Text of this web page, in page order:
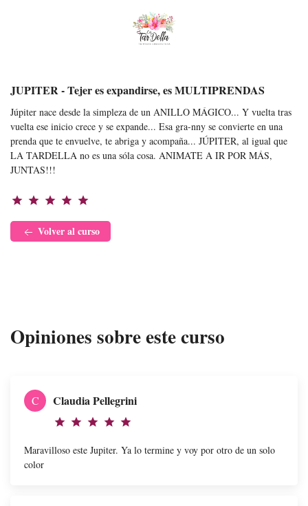
JUPITER - Tejer es expandirse, es MULTIPRENDAS
Júpiter nace desde la simpleza de un ANILLO MÁGICO... Y vuelta tras
vuelta ese inicio crece y se expande... Esa gra-nny se convierte en una
prenda que te envuelve, te abriga y acompaña... JÚPITER, al igual que
LA TARDELLA no es una sóla cosa. ANIMATE A IR POR MÁS,
JUNTAS!!!
star star star star star
Volver al curso
Opiniones sobre este curso
C Claudia Pellegrini
star star star star star
Maravilloso este Jupiter. Ya lo termine y voy por otro de un solo
color